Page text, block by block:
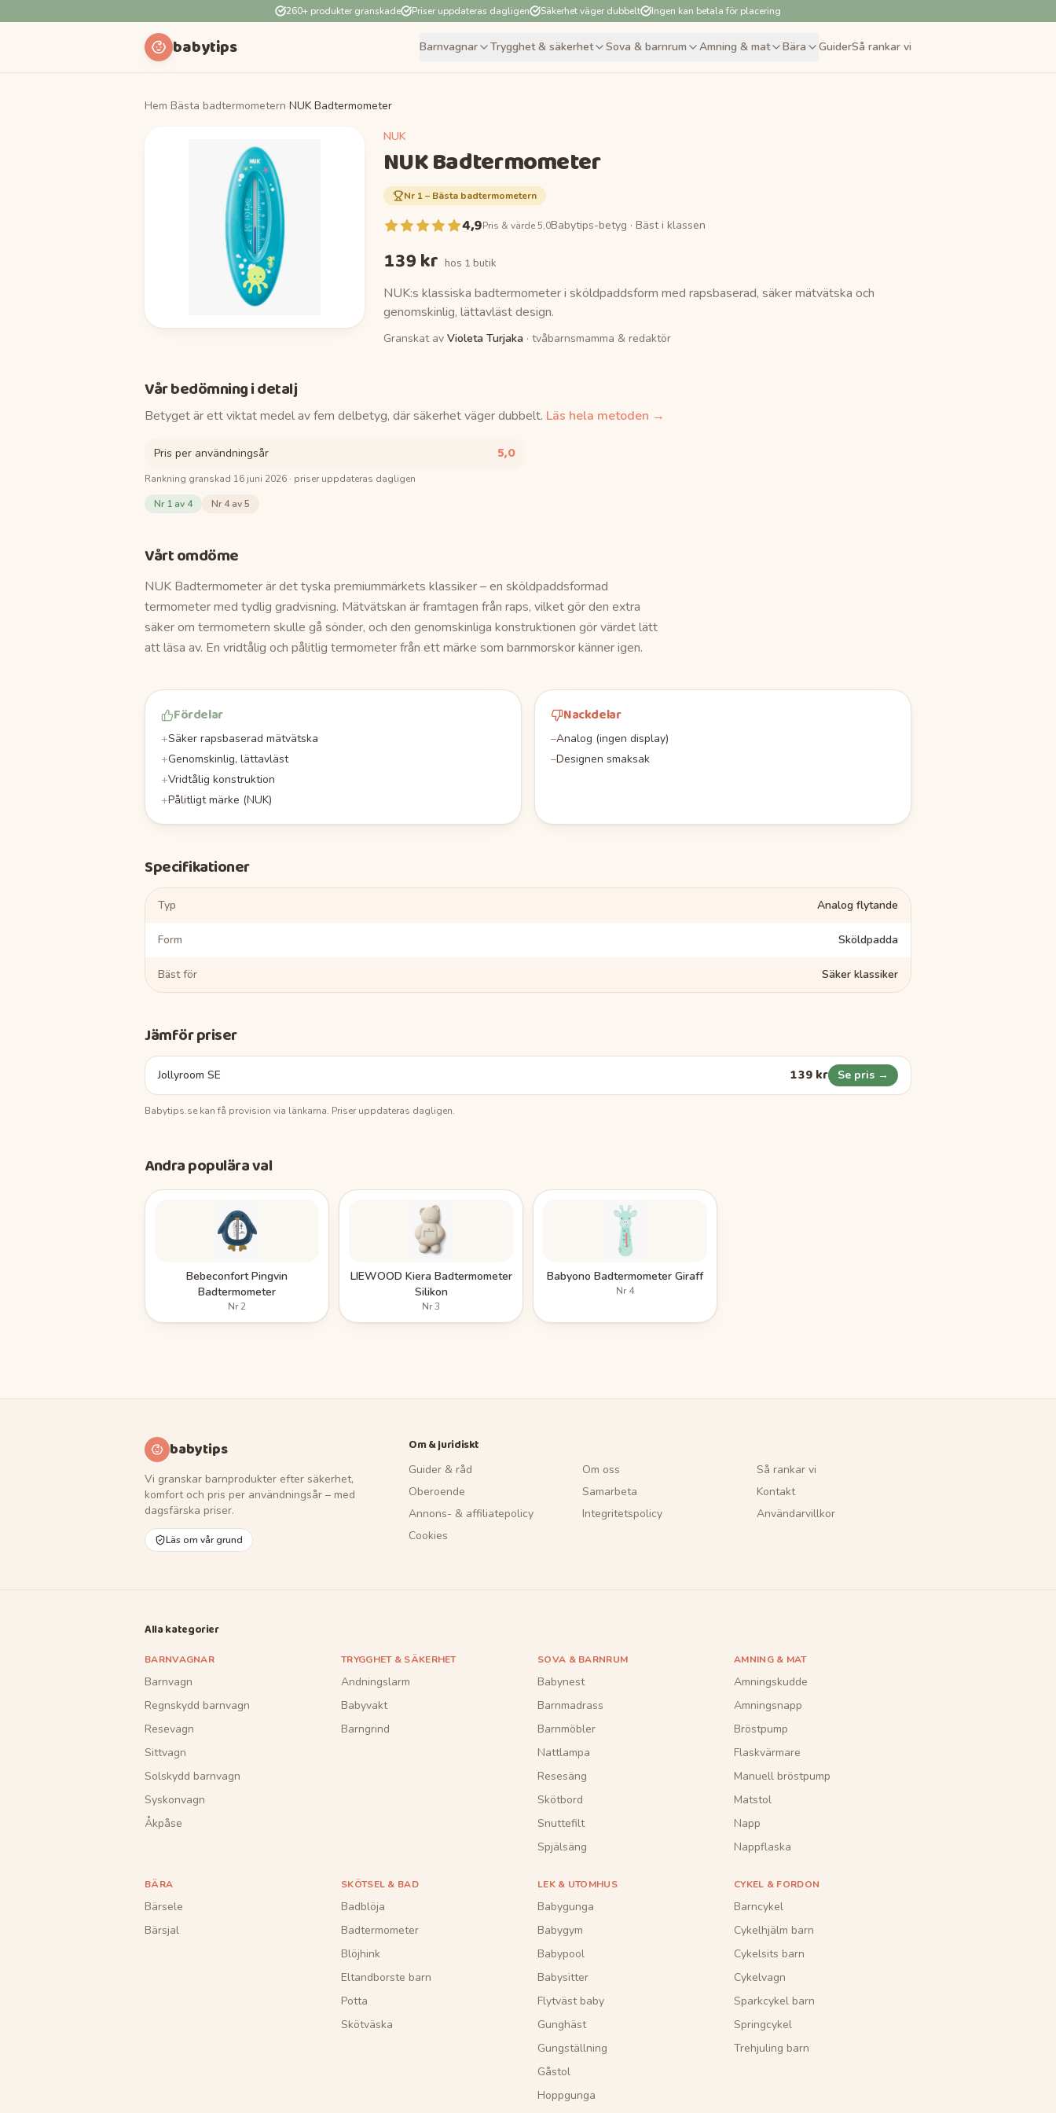
260+ produkter granskade Priser uppdateras dagligen Säkerhet väger dubbelt Ingen kan betala för placering
babytips Barnvagnar Trygghet & säkerhet Sova & barnrum Amning & mat Bära GuiderSå rankar vi
Hem Bästa badtermometern NUK Badtermometer
NUK
NUK Badtermometer
Nr 1– Bästa badtermometern
4,9Pris & värde 5,0Babytips-betyg · Bäst i klassen
139 kr hos 1 butik
NUK:s klassiska badtermometer i sköldpaddsform med rapsbaserad, säker mätvätska och
genomskinlig, lättavläst design.
Granskat av Violeta Turjaka · tvåbarnsmamma & redaktör
Vår bedömning i detalj
Betyget är ett viktat medel av fem delbetyg, där säkerhet väger dubbelt. Läs hela metoden →
Pris per användningsår 5,0
Rankning granskad 16 juni 2026 · priser uppdateras dagligen
Nr 1 av 4 Nr4av 5
Vårt omdöme
NUK Badtermometer är det tyska premiummärkets klassiker – en sköldpaddsformad
termometer med tydlig gradvisning. Mätvätskan är framtagen från raps, vilket gör den extra
säker om termometern skulle gå sönder, och den genomskinliga konstruktionen gör värdet lätt
att läsa av. En vridtålig och pålitlig termometer från ett märke som barnmorskor känner igen.
Fördelar
+Säker rapsbaserad mätvätska
+Genomskinlig, lättavläst
+Vridtålig konstruktion
+Pålitligt märke (NUK)
Nackdelar
–Analog (ingen display)
–Designen smaksak
Specifikationer
Typ Analog flytande
Form Sköldpadda
Bäst för Säker klassiker
Jämför priser
Jollyroom SE 139 kr Se pris →
Babytips.se kan få provision via länkarna. Priser uppdateras dagligen.
Andra populära val
Bebeconfort Pingvin
Badtermometer
Nr2
LIEWOOD Kiera Badtermometer
Silikon
Nr3
Babyono Badtermometer Giraff
Nr4
babytips
Vi granskar barnprodukter efter säkerhet,
komfort och pris per användningsår – med
dagsfärska priser.
Läs om vår grund
Om & juridiskt
Guider & råd Om oss
Så rankar vi
Oberoende
Samarbeta
Kontakt
Annons- & affiliatepolicy
Integritetspolicy
Användarvillkor
Cookies
Alla kategorier
BARNVAGNAR
Barnvagn
Regnskydd barnvagn
Resevagn
Sittvagn
Solskydd barnvagn
Syskonvagn
Åkpåse
TRYGGHET & SÄKERHET
Andningslarm
Babyvakt
Barngrind
SOVA & BARNRUM
Babynest
Barnmadrass
Barnmöbler
Nattlampa
Resesäng
Skötbord
Snuttefilt
Spjälsäng
AMNING & MAT
Amningskudde
Amningsnapp
Bröstpump
Flaskvärmare
Manuell bröstpump
Matstol
Napp
Nappflaska
BÄRA
Bärsele
Bärsjal
SKÖTSEL & BAD
Badblöja
Badtermometer
Blöjhink
Eltandborste barn
Potta
Skötväska
LEK & UTOMHUS
Babygunga
Babygym
Babypool
Babysitter
Flytväst baby
Gunghäst
Gungställning
Gåstol
Hoppgunga
CYKEL & FORDON
Barncykel
Cykelhjälm barn
Cykelsits barn
Cykelvagn
Sparkcykel barn
Springcykel
Trehjuling barn